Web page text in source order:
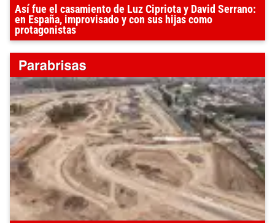
Así fue el casamiento de Luz Cipriota y David Serrano:
en España, improvisado y con sus hijas como
protagonistas